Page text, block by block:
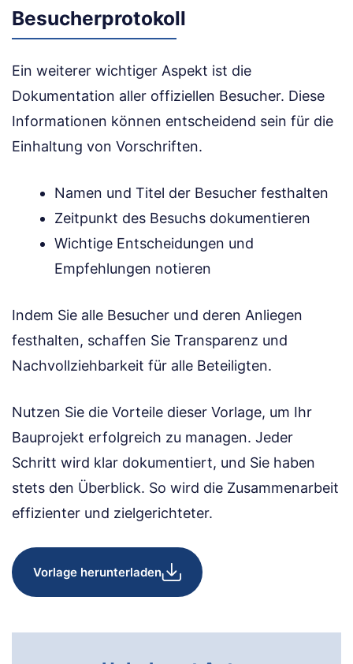
Besucherprotokoll
Ein weiterer wichtiger Aspekt ist die
Dokumentation aller offiziellen Besucher. Diese
Informationen können entscheidend sein für die
Einhaltung von Vorschriften.
Namen und Titel der Besucher festhalten
Zeitpunkt des Besuchs dokumentieren
Wichtige Entscheidungen und
Empfehlungen notieren
Indem Sie alle Besucher und deren Anliegen
festhalten, schaffen Sie Transparenz und
Nachvollziehbarkeit für alle Beteiligten.
Nutzen Sie die Vorteile dieser Vorlage, um Ihr
Bauprojekt erfolgreich zu managen. Jeder
Schritt wird klar dokumentiert, und Sie haben
stets den Überblick. So wird die Zusammenarbeit
effizienter und zielgerichteter.
Vorlage herunterladen